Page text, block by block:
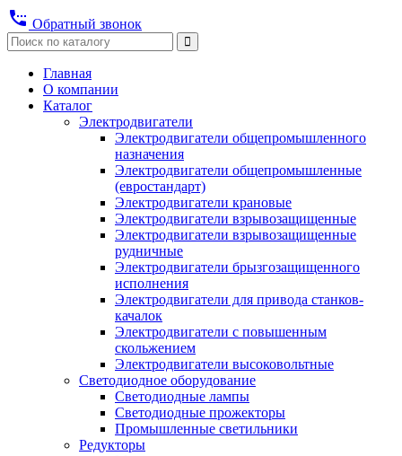
settings_phone Обратный звонок
Главная
О компании
Каталог
Электродвигатели
Электродвигатели общепромышленного
назначения
Электродвигатели общепромышленные
(евростандарт)
Электродвигатели крановые
Электродвигатели взрывозащищенные
Электродвигатели взрывозащищенные
рудничные
Электродвигатели брызгозащищенного
исполнения
Электродвигатели для привода станков-
качалок
Электродвигатели с повышенным
скольжением
Электродвигатели высоковольтные
Светодиодное оборудование
Светодиодные лампы
Светодиодные прожекторы
Промышленные светильники
Редукторы